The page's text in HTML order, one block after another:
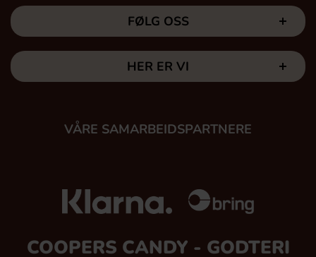
FØLG OSS
HER ER VI
VÅRE SAMARBEIDSPARTNERE
COOPERS CANDY - GODTERI